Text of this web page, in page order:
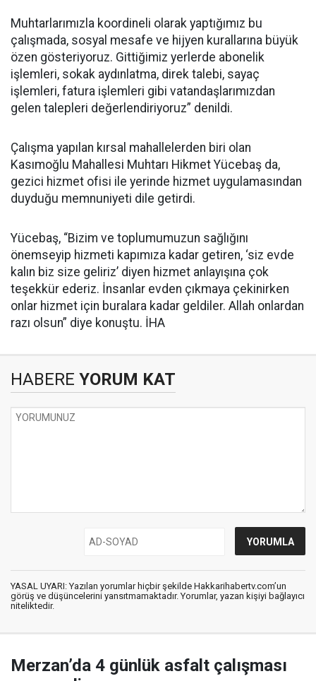
Muhtarlarımızla koordineli olarak yaptığımız bu
çalışmada, sosyal mesafe ve hijyen kurallarına büyük
özen gösteriyoruz. Gittiğimiz yerlerde abonelik
işlemleri, sokak aydınlatma, direk talebi, sayaç
işlemleri, fatura işlemleri gibi vatandaşlarımızdan
gelen talepleri değerlendiriyoruz” denildi.
Çalışma yapılan kırsal mahallelerden biri olan
Kasımoğlu Mahallesi Muhtarı Hikmet Yücebaş da,
gezici hizmet ofisi ile yerinde hizmet uygulamasından
duyduğu memnuniyeti dile getirdi.
Yücebaş, “Bizim ve toplumumuzun sağlığını
önemseyip hizmeti kapımıza kadar getiren, ‘siz evde
kalın biz size geliriz’ diyen hizmet anlayışına çok
teşekkür ederiz. İnsanlar evden çıkmaya çekinirken
onlar hizmet için buralara kadar geldiler. Allah onlardan
razı olsun” diye konuştu. İHA
HABERE YORUM KAT
YASAL UYARI: Yazılan yorumlar hiçbir şekilde Hakkarihabertv.com’un
görüş ve düşüncelerini yansıtmamaktadır. Yorumlar, yazan kişiyi bağlayıcı
niteliktedir.
Merzan’da 4 günlük asfalt çalışması